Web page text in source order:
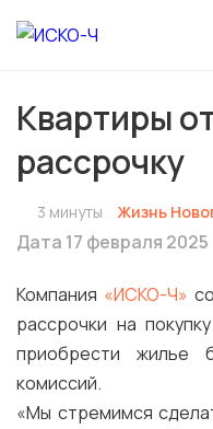
Квартиры
рассрочку
3 минуты Жизнь
Дата 17 февраля 2025
Компания «ИСКО-Ч»
рассрочки на
приобрести жилье
комиссий.
«Мы стремимся